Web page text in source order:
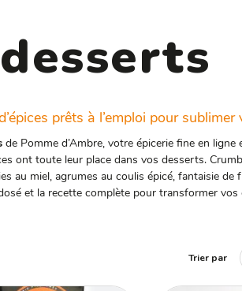
prêts à l’emploi pour sublimer
de Pomme d’Ambre, votre épicerie fine en
ont toute leur place dans vos desserts.
au miel, agrumes au coulis épicé, fantaisie
et la recette complète pour transformer vos
Trier par